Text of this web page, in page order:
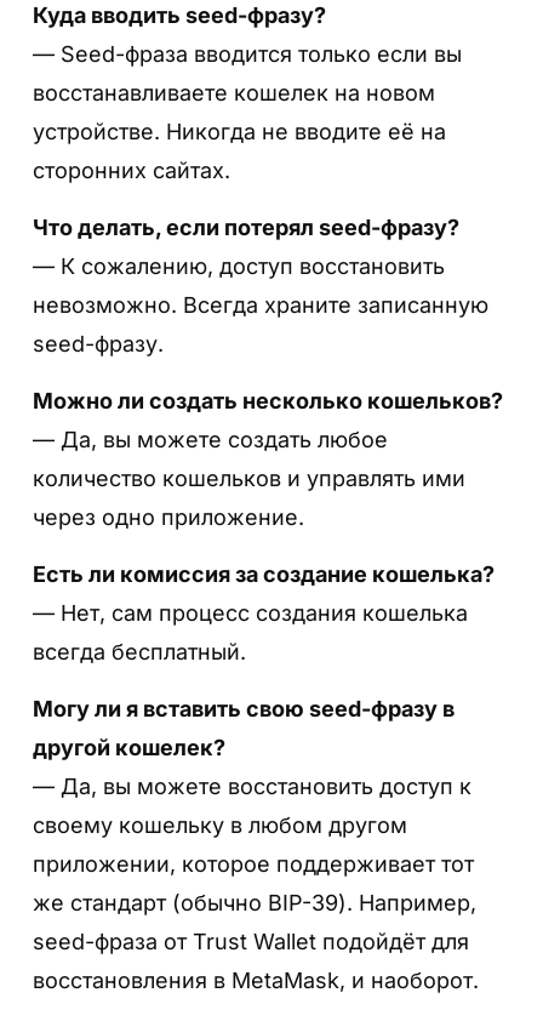
Шаг 6. Нажмите на 3 точки и создайте
копию «вручную»
Приложение покажет вам 12 слов — это и
есть ваш “ключ” ко всем средствам.
порядке и проверьте несколько раз!
Нажмите “Get Started” и “Показать
секретную фразу”, чтобы сгенерировать
seed-фразу из 12 слов.
Шаг 6. Запишите вашу секретную фразу
секретные фразы
Куда вводить seed-фразу?
— Seed-фраза вводится только если вы
восстанавливаете кошелек на новом
устройстве. Никогда не вводите её на
сторонних сайтах.
Что делать, если потерял seed-фразу?
— К сожалению, доступ восстановить
невозможно. Всегда храните записанную
seed-фразу.
Можно ли создать несколько кошельков?
— Да, вы можете создать любое
количество кошельков и управлять ими
через одно приложение.
Есть ли комиссия за создание кошелька?
— Нет, сам процесс создания кошелька
всегда бесплатный.
Могу ли я вставить свою seed-фразу в
другой кошелек?
— Да, вы можете восстановить доступ к
своему кошельку в любом другом
приложении, которое поддерживает тот
же стандарт (обычно BIP-39). Например,
seed-фраза от Trust Wallet подойдёт для
восстановления в MetaMask, и наоборот.